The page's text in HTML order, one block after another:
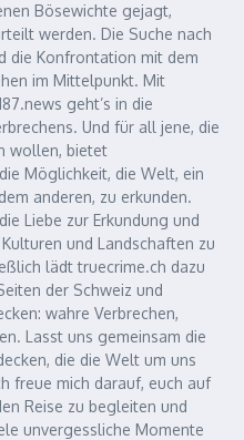
Bösewichte gejagt,
werden. Die Suche nach
die Konfrontation mit dem
im Mittelpunkt. Mit
geht’s in die
Und für all jene, die
wollen, bietet
Möglichkeit, die Welt, ein
anderen, zu erkunden.
Liebe zur Erkundung und
und Landschaften zu
lädt truecrime.ch dazu
der Schweiz und
wahre Verbrechen,
Lasst uns gemeinsam die
die die Welt um uns
freue mich darauf, euch auf
Reise zu begleiten und
unvergessliche Momente